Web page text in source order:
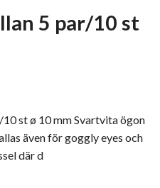
5 par/10 st
st ø 10 mm Svartvita ögon
även för goggly eyes och
där d